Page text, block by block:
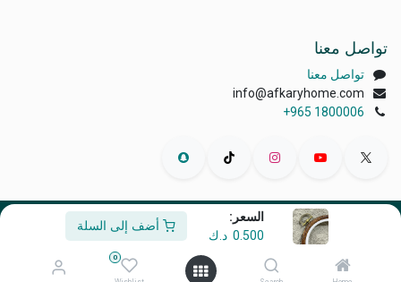
السعر:
0.500 د.ك
أضف إلى السلة
0
تواصل معنا
تواصل معنا
info@afkaryhome.com
+965 1800006
حقوق الطبع والنشر © أفكاري إكسبو
الْعَرَبيّة English (US)
مشغل بواسطة - رقم واحد التجارة الإلكترونية مفتوحة المصدر